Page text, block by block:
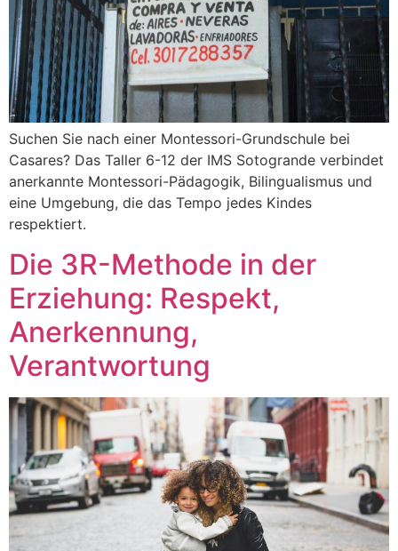
Suchen Sie nach einer Montessori-Grundschule bei
Casares? Das Taller 6-12 der IMS Sotogrande verbindet
anerkannte Montessori-Pädagogik, Bilingualismus und
eine Umgebung, die das Tempo jedes Kindes
respektiert.
Die 3R-Methode in der
Erziehung: Respekt,
Anerkennung,
Verantwortung